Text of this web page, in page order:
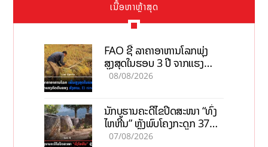
ເນື້ອຫາຫຼ້າສຸດ
FAO ຊີ້ ລາຄາອາຫານໂລກພຸ່ງ
ສູງສຸດໃນຮອບ 3 ປີ ຈາກແຮງ
ກົດດັນຂອງສົງຄາມ, El nino
08/08/2026
ນັກບູຮານຄະດີໄຂປິດສະໜາ “ທົ່ງ
ໄຫຫີນ” ຫຼັງພົບໂຄງກະດູກ 37
ຄົນໃນຫີນຍັກ
07/08/2026